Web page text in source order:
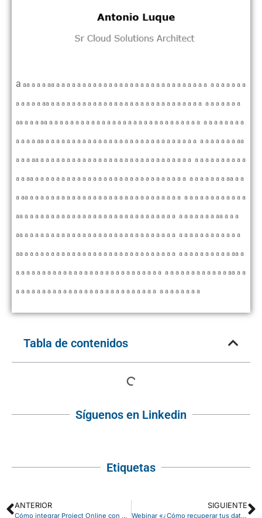
a aa a a a aa a a a a a a a a a a a a a a a a a a a a a a a a a a a a a a a a a a a a
a a a a a aa a a a a a a a a a a a a a a a a a a a a a a a a a a a a a a a a a a a a
aa a a a aa a a a a a a a a a a a a a a a a a a a a a a a a a a a a a a a a a a a a a
a a a a aa a a a a a a a a a a a a a a a a a a a a a a a a a a a a a a a a a a a a aa
a a a aa a a a a a a a a a a a a a a a a a a a a a a a a a a a a a a a a a a a a a a a
a a aa a a a a a a a a a a a a a a a a a a a a a a a a a a a a a a a a a a a a aa a a
a aa a a a a a a a a a a a a a a a a a a a a a a a a a a a a a a a a a a a a a a a a a
aa a a a a a a a a a a a a a a a a a a a a a a a a a a a a a a a a a a a a aa a a a
aa a a a a a a a a a a a a a a a a a a a a a a a a a a a a a a a a a a a a a a a a a
aa a a a a a a a a a a a a a a a a a a a a a a a a a a a a a a a a a a a a a a a aa a
a a a a a a a a a a a a a a a a a a a a a a a a a a a a a a a a a a a a a a a a aa a a
a a a a a a a a a a a a a a a a a a a a a a a a a a a a a a a a a a a
Tabla de contenidos
Síguenos en Linkedin
Etiquetas
ANTERIOR
Cómo integrar Project Online con Business Central usando Power Automate
SIGUIENTE
Webinar «¿Cómo recuperar tus datos ante un desastre? Todo sobre Azure Site Recovery»